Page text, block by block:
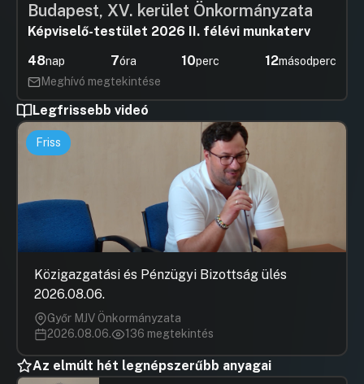
Budapest, XV. kerület Önkormányzata
Képviselő-testület 2026 II. félévi munkaterv
48nap 7óra 10perc 11másodperc
Meghívó megtekintése
Legfrissebb videó
Friss
Közigazgatási és Pénzügyi Bizottság ülés
2026.08.06.
Győr MJV Önkormányzata
2026.08.06.
136 megtekintés
Az elmúlt hét legnépszerűbb anyagai